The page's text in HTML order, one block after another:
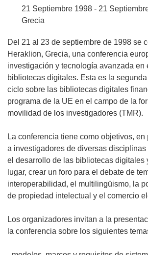
21 Septiembre 1998 - 21
Grecia
Del 21 al 23 de septiembre de 1998 se
Heraklion, Grecia, una conferencia
investigación y tecnología avanzada en
bibliotecas digitales. Esta es la
ciclo sobre las bibliotecas digitales
programa de la UE en el campo de la
movilidad de los investigadores (TMR).
La conferencia tiene como objetivos, en
a investigadores de diversas
el desarrollo de las bibliotecas digitales
lugar, crear un foro para el debate de
interoperabilidad, el multilingüismo, la
de propiedad intelectual y el comercio
Los organizadores invitan a la
la conferencia sobre los siguientes